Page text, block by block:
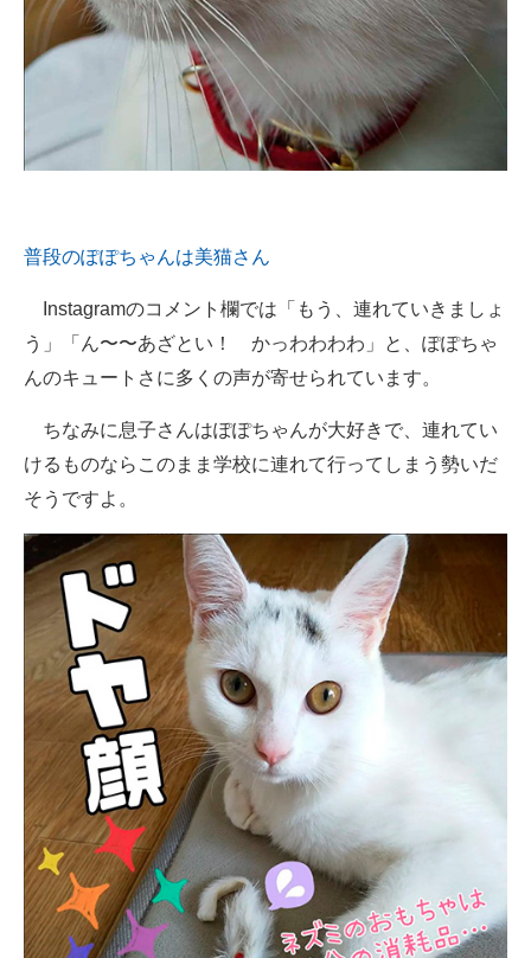
普段のぽぽちゃんは美猫さん
Instagramのコメント欄では「もう、連れていきましょ
う」「ん〜〜あざとい！ かっわわわわ」と、ぽぽちゃ
んのキュートさに多くの声が寄せられています。
ちなみに息子さんはぽぽちゃんが大好きで、連れてい
けるものならこのまま学校に連れて行ってしまう勢いだ
そうですよ。